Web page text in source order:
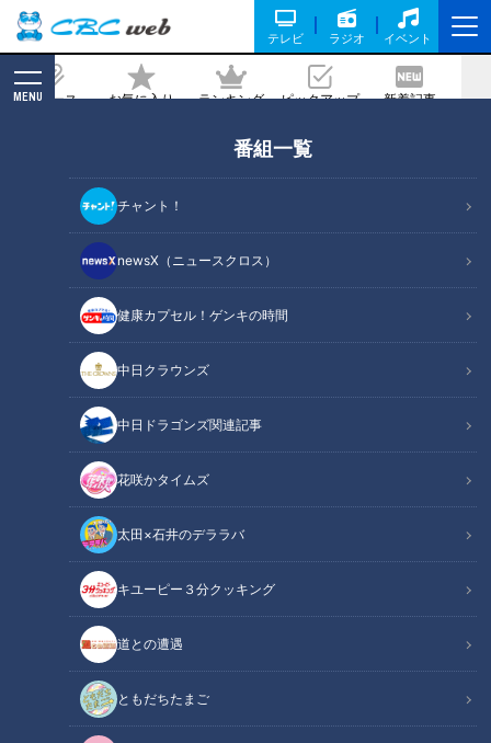
テレビ ラジオ イベント
ニュース お気に入り ランキング ピックアップ 新着記事
MENU
番組一覧
チャント！
newsX（ニュースクロス）
健康カプセル！ゲンキの時間
中日クラウンズ
中日ドラゴンズ関連記事
花咲かタイムズ
太田×石井のデララバ
キユーピー３分クッキング
道との遭遇
ともだちたまご
ドドラッグ”糖質依存から抜け出す方法
記事に戻る
CBCテレビ『健康カプセル！ゲンキの時間』
この記事の画像